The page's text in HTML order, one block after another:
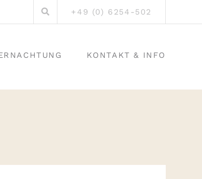
Suchen
nach:
+49 (0) 6254-502
KONTAKT & INFO